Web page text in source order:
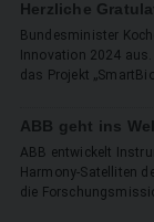
Herzliche
Bundesminister
Innovation 2024
das Projekt
ABB geht ins
ABB entwickelt
Harmony-Satelliten
die